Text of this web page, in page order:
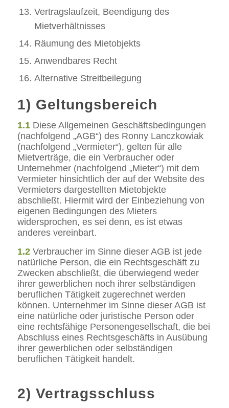
Vertragslaufzeit, Beendigung des
Mietverhältnisses
Räumung des Mietobjekts
Anwendbares Recht
Alternative Streitbeilegung
1) Geltungsbereich
1.1 Diese Allgemeinen Geschäftsbedingungen
(nachfolgend „AGB“) des Ronny Lanczkowiak
(nachfolgend „Vermieter“), gelten für alle
Mietverträge, die ein Verbraucher oder
Unternehmer (nachfolgend „Mieter“) mit dem
Vermieter hinsichtlich der auf der Website des
Vermieters dargestellten Mietobjekte
abschließt. Hiermit wird der Einbeziehung von
eigenen Bedingungen des Mieters
widersprochen, es sei denn, es ist etwas
anderes vereinbart.
1.2 Verbraucher im Sinne dieser AGB ist jede
natürliche Person, die ein Rechtsgeschäft zu
Zwecken abschließt, die überwiegend weder
ihrer gewerblichen noch ihrer selbständigen
beruflichen Tätigkeit zugerechnet werden
können. Unternehmer im Sinne dieser AGB ist
eine natürliche oder juristische Person oder
eine rechtsfähige Personengesellschaft, die bei
Abschluss eines Rechtsgeschäfts in Ausübung
ihrer gewerblichen oder selbständigen
beruflichen Tätigkeit handelt.
2) Vertragsschluss